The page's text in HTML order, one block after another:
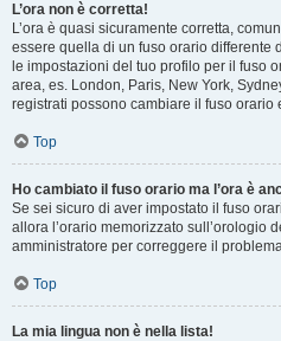
L’ora non è corretta!
L’ora è quasi sicuramente corretta,
essere quella di un fuso orario differente
le impostazioni del tuo profilo per il fuso
area, es. London, Paris, New York,
registrati possono cambiare il fuso orario
Top
Ho cambiato il fuso orario ma l’ora è
Se sei sicuro di aver impostato il fuso
allora l’orario memorizzato sull’orologio
amministratore per correggere il
Top
La mia lingua non è nella lista!